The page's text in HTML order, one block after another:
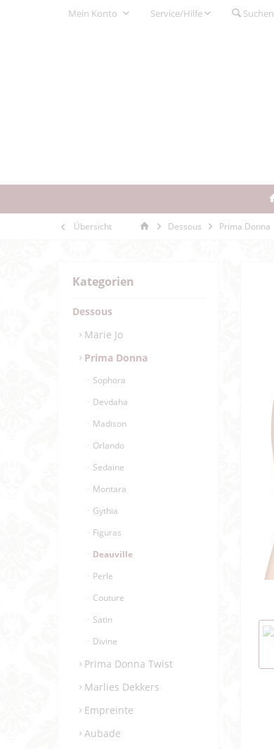
Mein Konto Service/Hilfe Suchen
Übersicht Dessous Prima Donna
Kategorien
Dessous
Marie Jo
Prima Donna
Sophora
Devdaha
Madison
Orlando
Sedaine
Montara
Gythia
Figuras
Deauville
Perle
Couture
Satin
Divine
Prima Donna Twist
Marlies Dekkers
Empreinte
Aubade